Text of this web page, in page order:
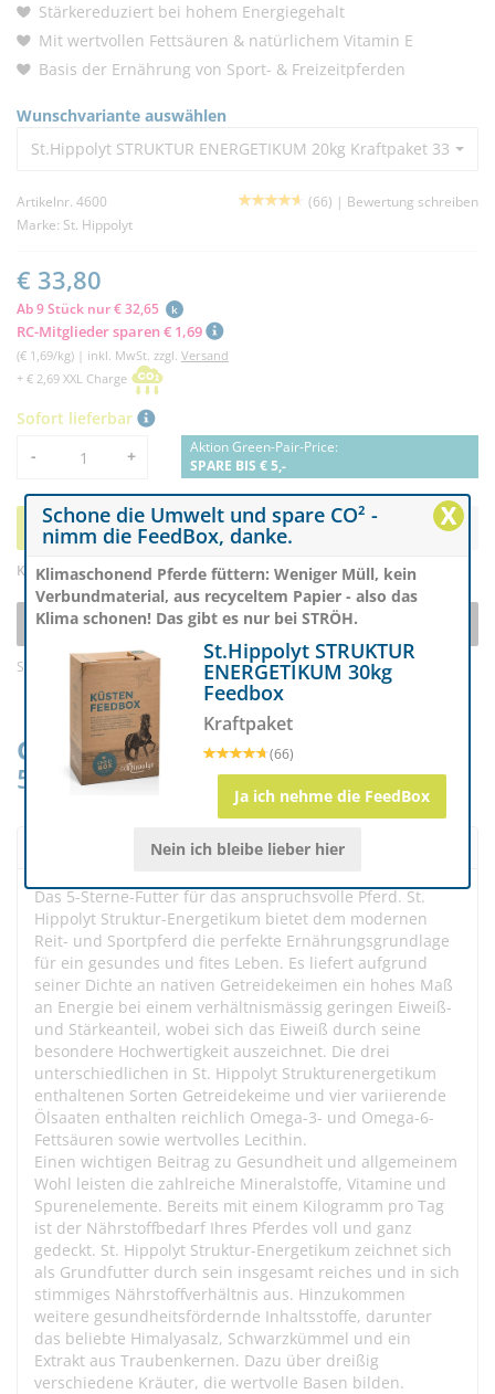
Stärkereduziert bei hohem Energiegehalt
Mit wertvollen Fettsäuren & natürlichem Vitamin E
Basis der Ernährung von Sport- & Freizeitpferden
Wunschvariante auswählen
St.Hippolyt STRUKTUR ENERGETIKUM 20kg Kraftpaket 33,80 €
Artikelnr. 4600 (66) | Bewertung schreiben
Marke: St. Hippolyt
€ 33,80
Ab 9 Stück nur € 32,65 k
RC-Mitglieder sparen € 1,69
(€ 1,69/kg) | inkl. MwSt. zzgl. Versand
+ € 2,69 XXL Charge
Sofort lieferbar
Menge
- +
Aktion Green-Pair-Price:
SPARE BIS € 5,-
Bestellen
Kostenloser Versand ab € 119
Produkt abonnieren
Save & Easy Spar Abo
Green-Pair Price: Spare bis zu €
5,00 & schone die Umwelt Mehr Infos
Beschreibung
Das 5-Sterne-Futter für das anspruchsvolle Pferd. St.
Hippolyt Struktur-Energetikum bietet dem modernen
Reit- und Sportpferd die perfekte Ernährungsgrundlage
für ein gesundes und fites Leben. Es liefert aufgrund
seiner Dichte an nativen Getreidekeimen ein hohes Maß
an Energie bei einem verhältnismässig geringen Eiweiß-
und Stärkeanteil, wobei sich das Eiweiß durch seine
besondere Hochwertigkeit auszeichnet. Die drei
unterschiedlichen in St. Hippolyt Strukturenergetikum
enthaltenen Sorten Getreidekeime und vier variierende
Ölsaaten enthalten reichlich Omega-3- und Omega-6-
Fettsäuren sowie wertvolles Lecithin.
Einen wichtigen Beitrag zu Gesundheit und allgemeinem
Wohl leisten die zahlreiche Mineralstoffe, Vitamine und
Spurenelemente. Bereits mit einem Kilogramm pro Tag
ist der Nährstoffbedarf Ihres Pferdes voll und ganz
gedeckt. St. Hippolyt Struktur-Energetikum zeichnet sich
als Grundfutter durch sein insgesamt reiches und in sich
stimmiges Nährstoffverhältnis aus. Hinzukommen
weitere gesundheitsfördernde Inhaltsstoffe, darunter
das beliebte Himalyasalz, Schwarzkümmel und ein
Extrakt aus Traubenkernen. Dazu über dreißig
verschiedene Kräuter, die wertvolle Basen bilden.
X
Schone die Umwelt und spare CO² -
nimm die FeedBox, danke.
Klimaschonend Pferde füttern: Weniger Müll, kein
Verbundmaterial, aus recyceltem Papier - also das
Klima schonen! Das gibt es nur bei STRÖH.
St.Hippolyt STRUKTUR
ENERGETIKUM 30kg
Feedbox
Kraftpaket
(66)
Ja ich nehme die FeedBox
Nein ich bleibe lieber hier